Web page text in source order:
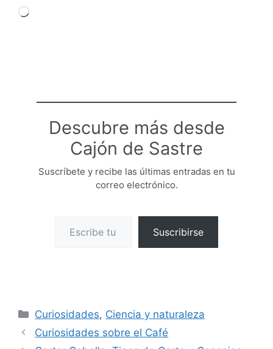
Cargando...
Descubre más desde
Cajón de Sastre
Suscríbete y recibe las últimas entradas en tu
correo electrónico.
Suscribirse
Categorías
Curiosidades, Ciencia y naturaleza
Curiosidades sobre el Café